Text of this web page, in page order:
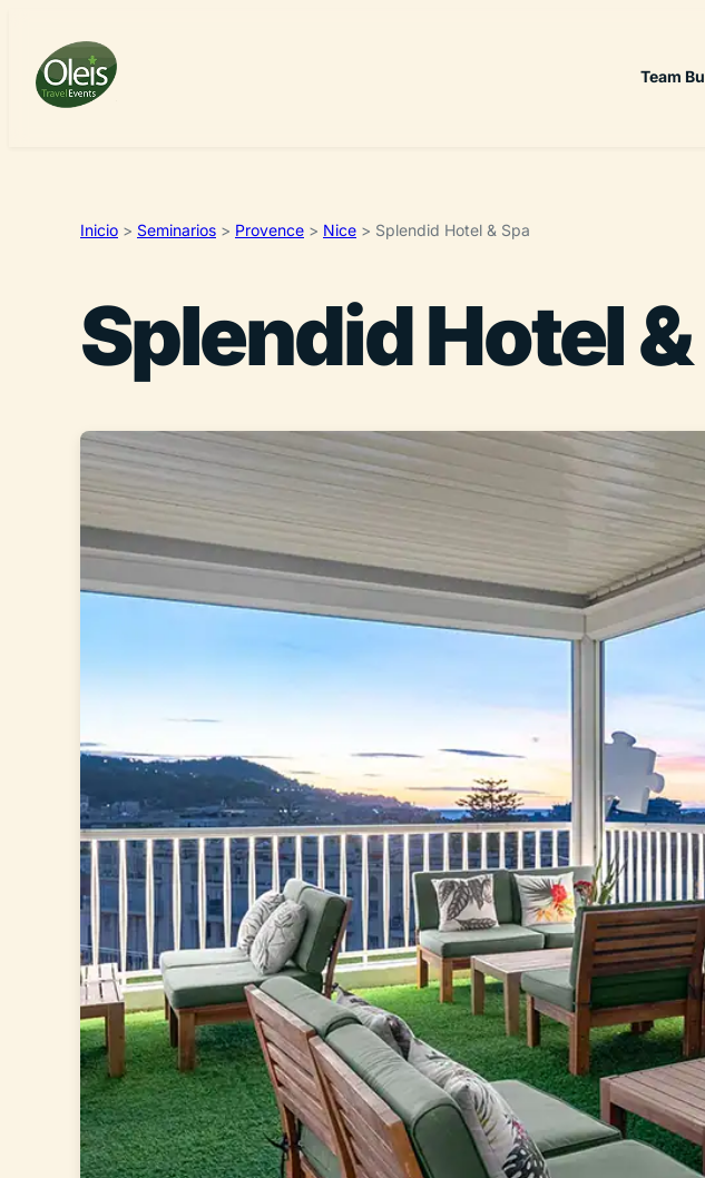
Team
Inicio > Seminarios > Provence > Nice > Splendid Hotel & Spa
Splendid Hotel